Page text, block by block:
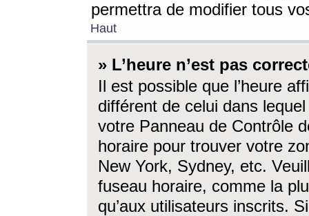
permettra de modifier tous
Haut
» L’heure n’est pas
Il est possible que l’heure
différent de celui dans
votre Panneau de Contrôle
horaire pour trouver votre
New York, Sydney, etc.
fuseau horaire, comme la
qu’aux utilisateurs inscrits.